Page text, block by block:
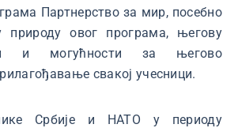
Партнерство за мир, посебно
природу овог програма, његову
и могућности за његово
свакој учесници.
Србије и НАТО у периоду